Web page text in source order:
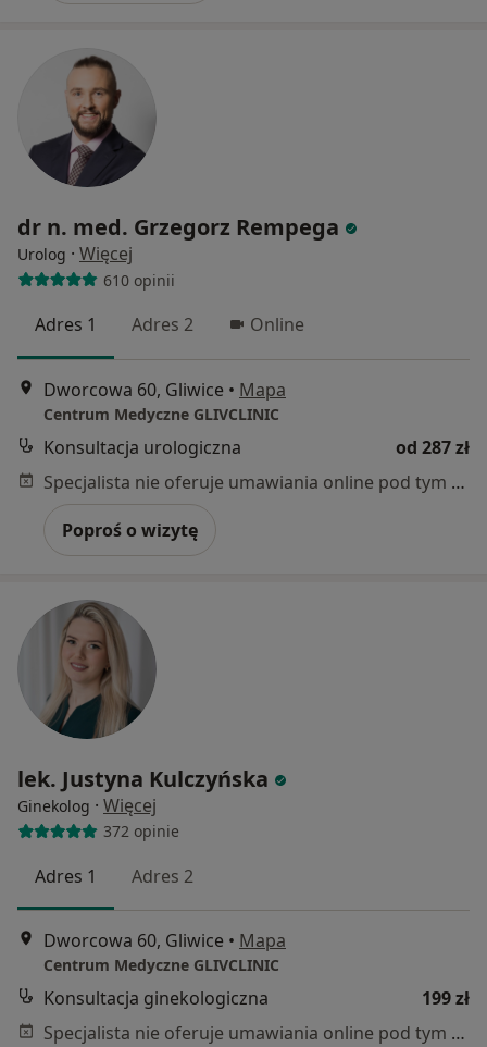
dr n. med. Grzegorz Rempega
Urolog · Więcej
610 opinii
Adres 1 Adres 2 Online
Dworcowa 60, Gliwice • Mapa
Centrum Medyczne GLIVCLINIC
Konsultacja urologiczna
od 287 zł
Specjalista nie oferuje umawiania online pod tym adresem.
Poproś o wizytę
lek. Justyna Kulczyńska
Ginekolog · Więcej
372 opinie
Adres 1 Adres 2
Dworcowa 60, Gliwice • Mapa
Centrum Medyczne GLIVCLINIC
Konsultacja ginekologiczna
199 zł
Specjalista nie oferuje umawiania online pod tym adresem.